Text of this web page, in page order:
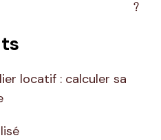
?
locatif : calculer sa